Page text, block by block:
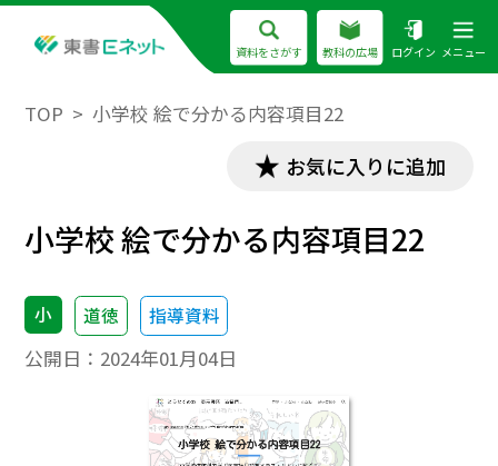
資料をさがす 教科の広場 ログイン メニュー
TOP 小学校 絵で分かる内容項目22
お気に入りに追加
小学校 絵で分かる内容項目22
小 道徳 指導資料
公開日： 2024年01月04日